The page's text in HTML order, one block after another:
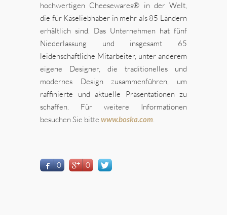
hochwertigen Cheesewares® in der Welt,
die für Käseliebhaber in mehr als 85 Ländern
erhältlich sind. Das Unternehmen hat fünf
Niederlassung und insgesamt 65
leidenschaftliche Mitarbeiter, unter anderem
eigene Designer, die traditionelles und
modernes Design zusammenführen, um
raffinierte und aktuelle Präsentationen zu
schaffen. Für weitere Informationen
besuchen Sie bitte www.boska.com.
0 0